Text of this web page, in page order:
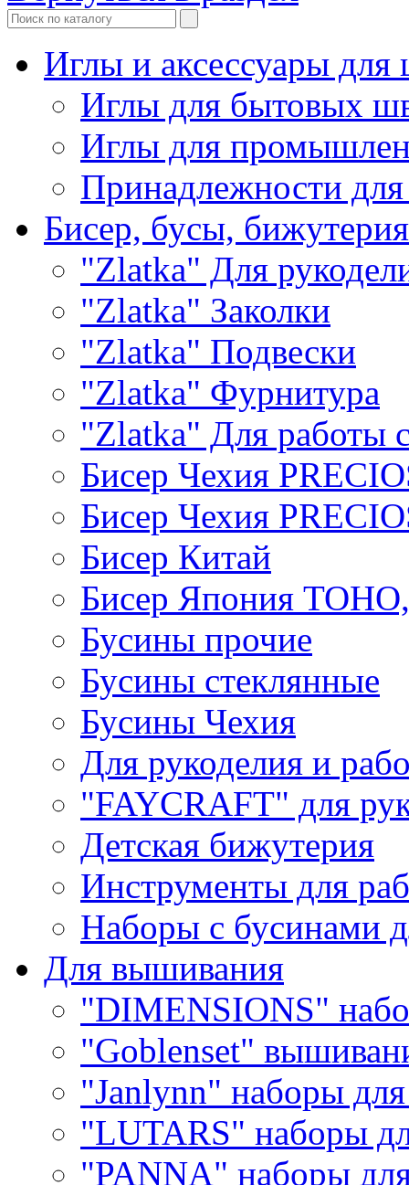
Иглы и аксессуары
Иглы для бытовых
Иглы для
Принадлежности
Бисер, бусы, бижутерия
"Zlatka" Для
"Zlatka" Заколки
"Zlatka" Подвески
"Zlatka" Фурнитура
"Zlatka" Для работы
Бисер Чехия
Бисер Чехия
Бисер Китай
Бисер Япония
Бусины прочие
Бусины стеклянные
Бусины Чехия
Для рукоделия и
"FAYCRAFT" для
Детская бижутерия
Инструменты для
Наборы с бусинами
Для вышивания
"DIMENSIONS"
"Goblenset"
"Janlynn" наборы
"LUTARS" наборы
"PANNA" наборы